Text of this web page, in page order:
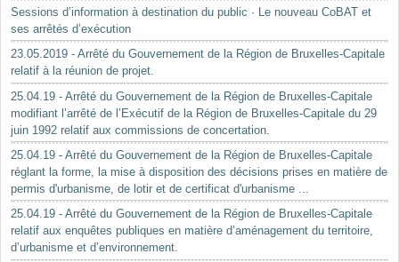
Sessions d’information à destination du public · Le nouveau CoBAT et
ses arrêtés d’exécution
23.05.2019 - Arrêté du Gouvernement de la Région de Bruxelles-Capitale
relatif à la réunion de projet.
25.04.19 - Arrêté du Gouvernement de la Région de Bruxelles-Capitale
modifiant l’arrêté de l’Exécutif de la Région de Bruxelles-Capitale du 29
juin 1992 relatif aux commissions de concertation.
25.04.19 - Arrêté du Gouvernement de la Région de Bruxelles-Capitale
réglant la forme, la mise à disposition des décisions prises en matière de
permis d'urbanisme, de lotir et de certificat d'urbanisme ...
25.04.19 - Arrêté du Gouvernement de la Région de Bruxelles-Capitale
relatif aux enquêtes publiques en matière d’aménagement du territoire,
d’urbanisme et d’environnement.